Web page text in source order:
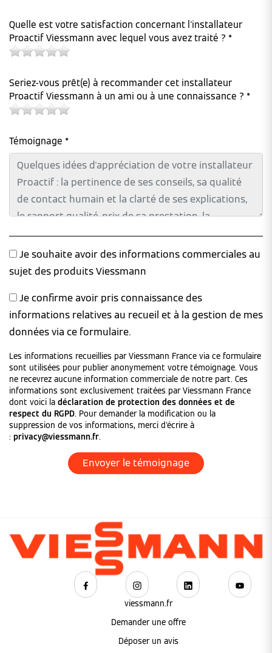
Quelle est votre satisfaction concernant l'installateur
Proactif Viessmann avec lequel vous avez traité ? *
Seriez-vous prêt(e) à recommander cet installateur
Proactif Viessmann à un ami ou à une connaissance ? *
Témoignage *
Je souhaite avoir des informations commerciales au
sujet des produits Viessmann
Je confirme avoir pris connaissance des
informations relatives au recueil et à la gestion de mes
données via ce formulaire.
Les informations recueillies par Viessmann France via ce formulaire
sont utilisées pour publier anonymement votre témoignage. Vous
ne recevrez aucune information commerciale de notre part. Ces
informations sont exclusivement traitées par Viessmann France
dont voici la déclaration de protection des données et de
respect du RGPD. Pour demander la modification ou la
suppression de vos informations, merci d'écrire à
: privacy@viessmann.fr.
viessmann.fr
Demander une offre
Déposer un avis